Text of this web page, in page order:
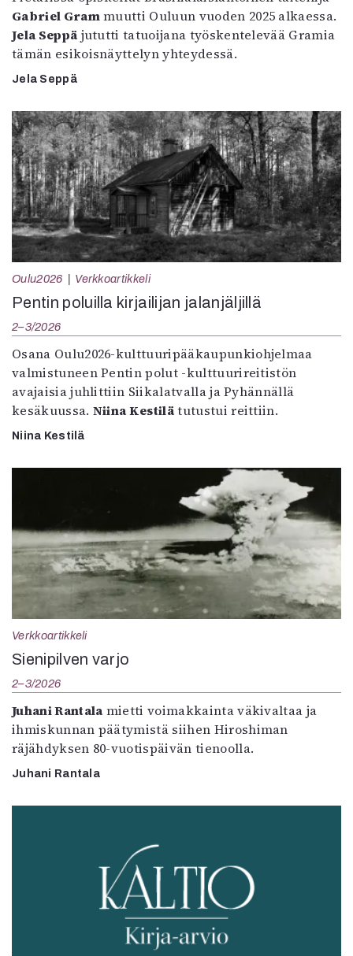
Gabriel Grammuutti Ouluun vuoden 2025 alkaessa.
Jela Seppä jututti tatuoijana työskentelevää Gramia
tämän esikoisnäyttelyn yhteydessä.
Jela Seppä
Oulu2026 Verkkoartikkeli
Pentin poluilla kirjailijan jalanjäljillä
2–3/2026
Osana Oulu2026-kulttuuripääkaupunkiohjelmaa
valmistuneen Pentin polut -kulttuurireitistön
avajaisia juhlittiin Siikalatvalla ja Pyhännällä
kesäkuussa. Niina Kestilätutustui reittiin.
Niina Kestilä
Verkkoartikkeli
Sienipilven varjo
2–3/2026
Juhani Rantala mietti voimakkainta väkivaltaa ja
ihmiskunnan päätymistä siihen Hiroshiman
räjähdyksen 80-vuotispäivän tienoolla.
Juhani Rantala